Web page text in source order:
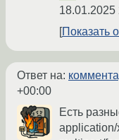
18.01.2025
Показать
Ответ на:
+00:00
Есть